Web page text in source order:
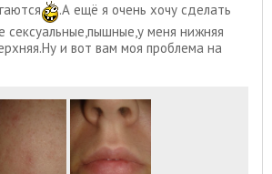
.А ещё я очень хочу сделать
сексуальные,пышные,у меня нижняя
и вот вам моя проблема на